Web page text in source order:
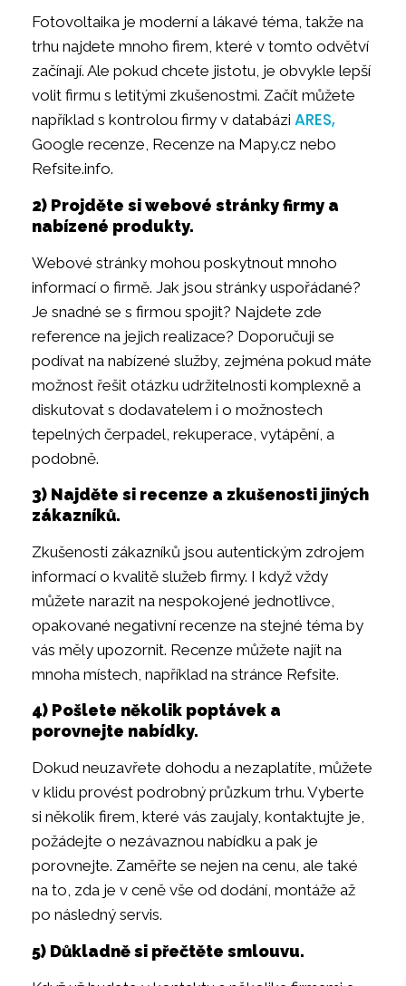
Fotovoltaika je moderní a lákavé téma, takže na
trhu najdete mnoho firem, které v tomto odvětví
začínají. Ale pokud chcete jistotu, je obvykle lepší
volit firmu s letitými zkušenostmi. Začít můžete
například s kontrolou firmy v databázi ARES,
Google recenze, Recenze na Mapy.cz nebo
Refsite.info.
2) Projděte si webové stránky firmy a
nabízené produkty.
Webové stránky mohou poskytnout mnoho
informací o firmě. Jak jsou stránky uspořádané?
Je snadné se s firmou spojit? Najdete zde
reference na jejich realizace? Doporučuji se
podívat na nabízené služby, zejména pokud máte
možnost řešit otázku udržitelnosti komplexně a
diskutovat s dodavatelem i o možnostech
tepelných čerpadel, rekuperace, vytápění, a
podobně.
3) Najděte si recenze a zkušenosti jiných
zákazníků.
Zkušenosti zákazníků jsou autentickým zdrojem
informací o kvalitě služeb firmy. I když vždy
můžete narazit na nespokojené jednotlivce,
opakované negativní recenze na stejné téma by
vás měly upozornit. Recenze můžete najít na
mnoha místech, například na stránce Refsite.
4) Pošlete několik poptávek a
porovnejte nabídky.
Dokud neuzavřete dohodu a nezaplatíte, můžete
v klidu provést podrobný průzkum trhu. Vyberte
si několik firem, které vás zaujaly, kontaktujte je,
požádejte o nezávaznou nabídku a pak je
porovnejte. Zaměřte se nejen na cenu, ale také
na to, zda je v ceně vše od dodání, montáže až
po následný servis.
5) Důkladně si přečtěte smlouvu.